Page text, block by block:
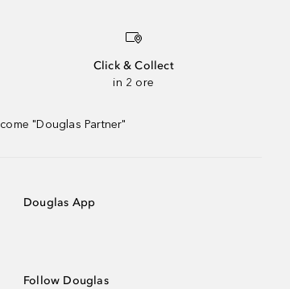
Click & Collect
in 2 ore
"Douglas Partner"
Douglas App
Follow Douglas